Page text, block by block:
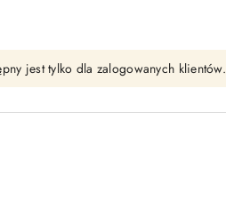
jest tylko dla zalogowanych klientów.